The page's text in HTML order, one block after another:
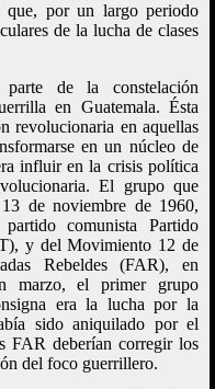
que, por un largo periodo
de la lucha de clases
de la constelación
en Guatemala. Ésta
revolucionaria en aquellas
en un núcleo de
influir en la crisis política
El grupo que
de noviembre de 1960,
comunista Partido
y del Movimiento 12 de
Rebeldes (FAR), en
marzo, el primer grupo
era la lucha por la
sido aniquilado por el
FAR deberían corregir los
del foco guerrillero.